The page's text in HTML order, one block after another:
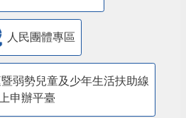
人民團體專區
弱勢兒童及少年生活扶助線
上申辦平臺